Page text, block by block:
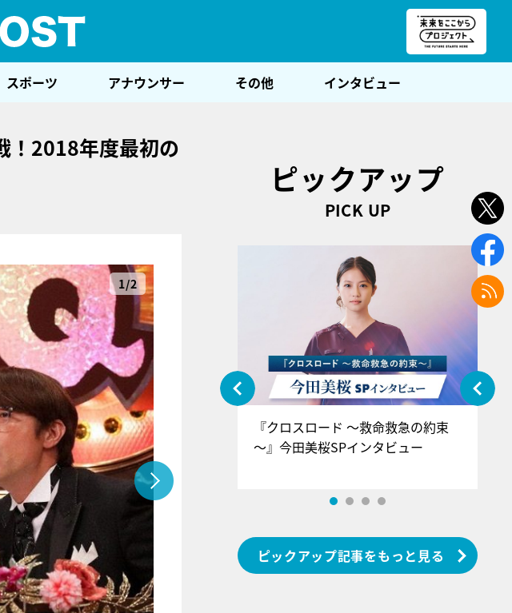
スポーツ アナウンサー その他 インタビュー
！2018年度最初の
1/2
ピックアップ
PICK UP
『アイ＝ラブ！げーみんぐ』＝LOV
E齋藤樹愛羅＆佐々木舞香SPインタ
ビュー
『クロスロード ～救命救急の約束
～』今田美桜SPインタビュー
ピックアップ記事をもっと見る